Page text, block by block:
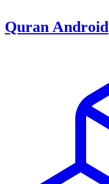
Quran Android